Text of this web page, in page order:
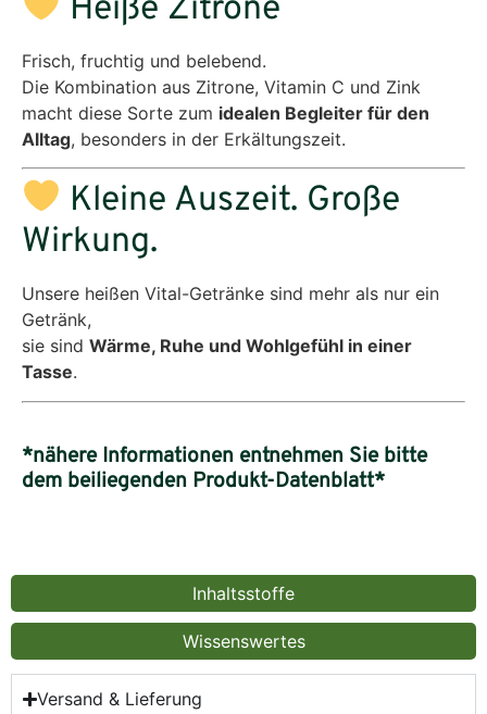
Inhaltsstoffe
Wissenswertes
Heiße Zitrone
Frisch, fruchtig und belebend.
Die Kombination aus Zitrone, Vitamin C und Zink
macht diese Sorte zum idealen Begleiter für den
Alltag, besonders in der Erkältungszeit.
Kleine Auszeit. Große
Wirkung.
Unsere heißen Vital-Getränke sind mehr als nur ein
Getränk,
sie sind Wärme, Ruhe und Wohlgefühl in einer
Tasse.
*nähere Informationen entnehmen Sie bitte
dem beiliegenden Produkt-Datenblatt*
Versand & Lieferung